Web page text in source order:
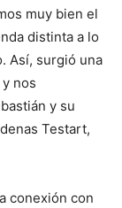
muy bien el
distinta a lo
Así, surgió una
nos
y su
Testart,
conexión con